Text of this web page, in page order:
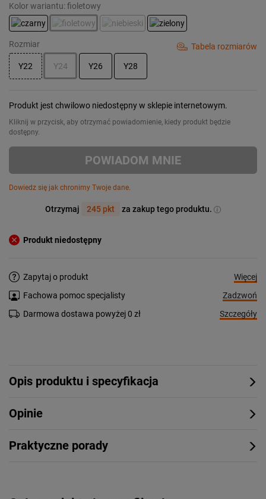
Kolor wariantu: fioletowy
Rozmiar Tabela rozmiarów
Y22 Y24 Y26 Y28
Produkt jest chwilowo niedostępny w sklepie internetowym.
Kliknij w przycisk, aby otrzymać powiadomienie, kiedy produkt będzie
dostępny.
POWIADOM MNIE
Dowiedz się jak chronimy Twoje dane.
Otrzymaj 245 pkt za zakup tego produktu.
Produkt niedostępny
Zapytaj o produkt
Więcej
Fachowa pomoc specjalisty
Zadzwoń
Darmowa dostawa powyżej 0 zł
Szczegóły
Opis produktu i specyfikacja
Opinie
Praktyczne porady